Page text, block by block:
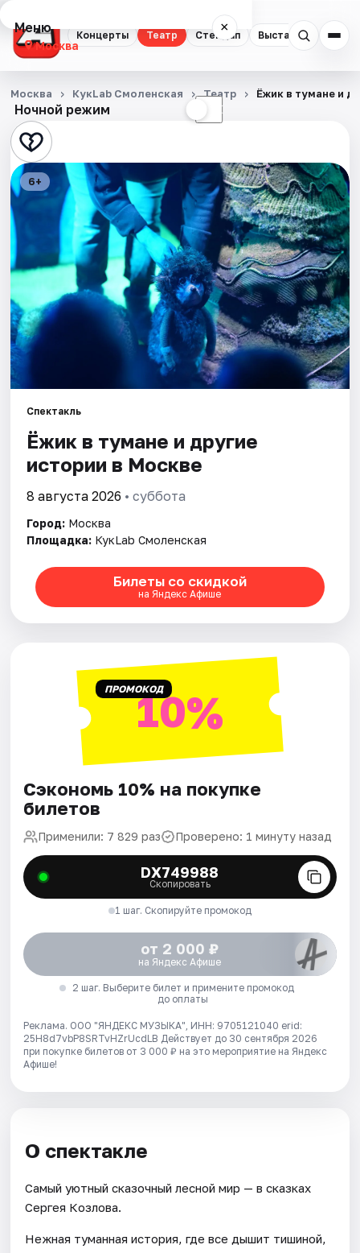
Концерты Театр Стендап Выставки
Меню ×
Москва
Концерты
Театр
Стендап
Выставки
Квесты
Экскурсии
Спорт
События
Площадки
Артисты
Ночной режим ☾
Москва КукLab Смоленская Театр Ёжик в тумане и
6+
Спектакль
Ёжик в тумане и другие
истории в Москве
8 августа 2026 • суббота
Город: Москва
Площадка: КукLab Смоленская
Билеты со скидкой
на Яндекс Афише
ПРОМОКОД10%
Сэкономь 10% на покупке
билетов
Применили: 7 829 раз Проверено: 1 минуту назад
DX749988
Скопировать
1 шаг. Скопируйте промокод
от 2 000 ₽
на Яндекс Афише
2 шаг. Выберите билет и примените промокод
до оплаты
Реклама. ООО "ЯНДЕКС МУЗЫКА", ИНН: 9705121040 erid:
25H8d7vbP8SRTvHZrUcdLB Действует до 30 сентября 2026
при покупке билетов от 3 000 ₽ на это мероприятие на Яндекс
Афише!
О спектакле
Самый уютный сказочный лесной мир — в сказках
Сергея Козлова.
Нежная туманная история, где все дышит тишиной,